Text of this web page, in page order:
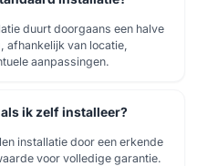
duurt doorgaans een halve
afhankelijk van locatie,
aanpassingen.
ik zelf installeer?
installatie door een erkende
voor volledige garantie.